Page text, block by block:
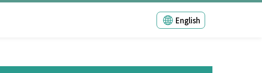
English